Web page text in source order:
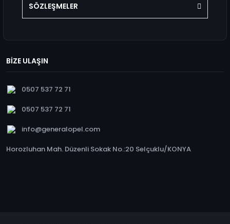
SÖZLEŞMELER
BİZE ULAŞIN
0507 537 72 71
0507 537 72 71
info@generalopel.com
Horozluhan Mah. Düzenli Sokak No.:20 Selçuklu/KONYA